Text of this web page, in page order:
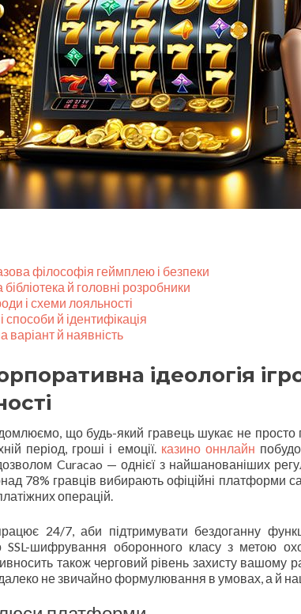
філософія геймплею і безпеки
й головні розробники
і схеми лояльності
способи й ідентифікація
варіант й наявність
ідеологія
що будь-який гравець шукає не просто
період, гроші і емоції. казино оннлайн
Curacao — однієї з найшанованіших
78% гравців вибирають офіційні платформи
операцій.
24/7, аби підтримувати бездоганну
SSL-шифрування оборонного класу з метою
також черговий рівень захисту
далеко не звичайно формулювання в умовах, а й